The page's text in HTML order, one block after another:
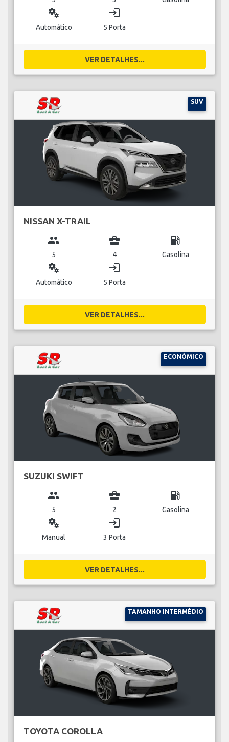
miscellaneous_services
Automático
login
5 Porta
VER DETALHES...
SUV
NISSAN X-TRAIL
group
5
business_center
4
local_gas_station
Gasolina
miscellaneous_services
Automático
login
5 Porta
VER DETALHES...
ECONÓMICO
SUZUKI SWIFT
group
5
business_center
2
local_gas_station
Gasolina
miscellaneous_services
Manual
login
3 Porta
VER DETALHES...
TAMANHO INTERMÉDIO
TOYOTA COROLLA